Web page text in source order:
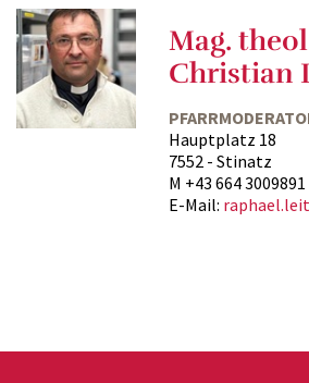
Mag.
Christian
Hauptplatz 18
7552 - Stinatz
M +43 664 3009891
E-Mail: